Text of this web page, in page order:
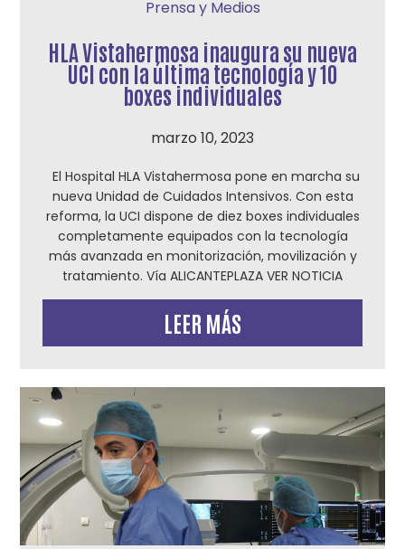
Prensa y Medios
HLA Vistahermosa inaugura su nueva
UCI con la última tecnología y 10
boxes individuales
marzo 10, 2023
El Hospital HLA Vistahermosa pone en marcha su
nueva Unidad de Cuidados Intensivos. Con esta
reforma, la UCI dispone de diez boxes individuales
completamente equipados con la tecnología
más avanzada en monitorización, movilización y
tratamiento. Vía ALICANTEPLAZA VER NOTICIA
LEER MÁS